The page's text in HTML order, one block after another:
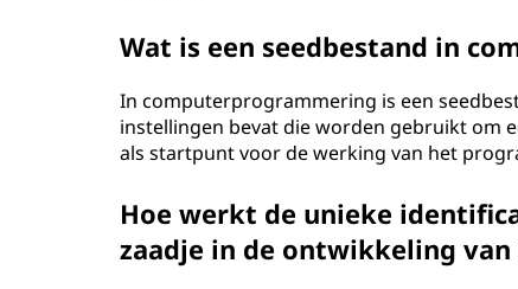
Wat is een seedbestand in
In computerprogrammering is een
instellingen bevat die worden gebruikt om
als startpunt voor de werking van het
Hoe werkt de unieke
zaadje in de ontwikkeling van